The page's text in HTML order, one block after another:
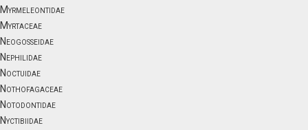
Myrmeleontidae
Myrtaceae
Neogosseidae
Nephilidae
Noctuidae
Nothofagaceae
Notodontidae
Nyctibiidae